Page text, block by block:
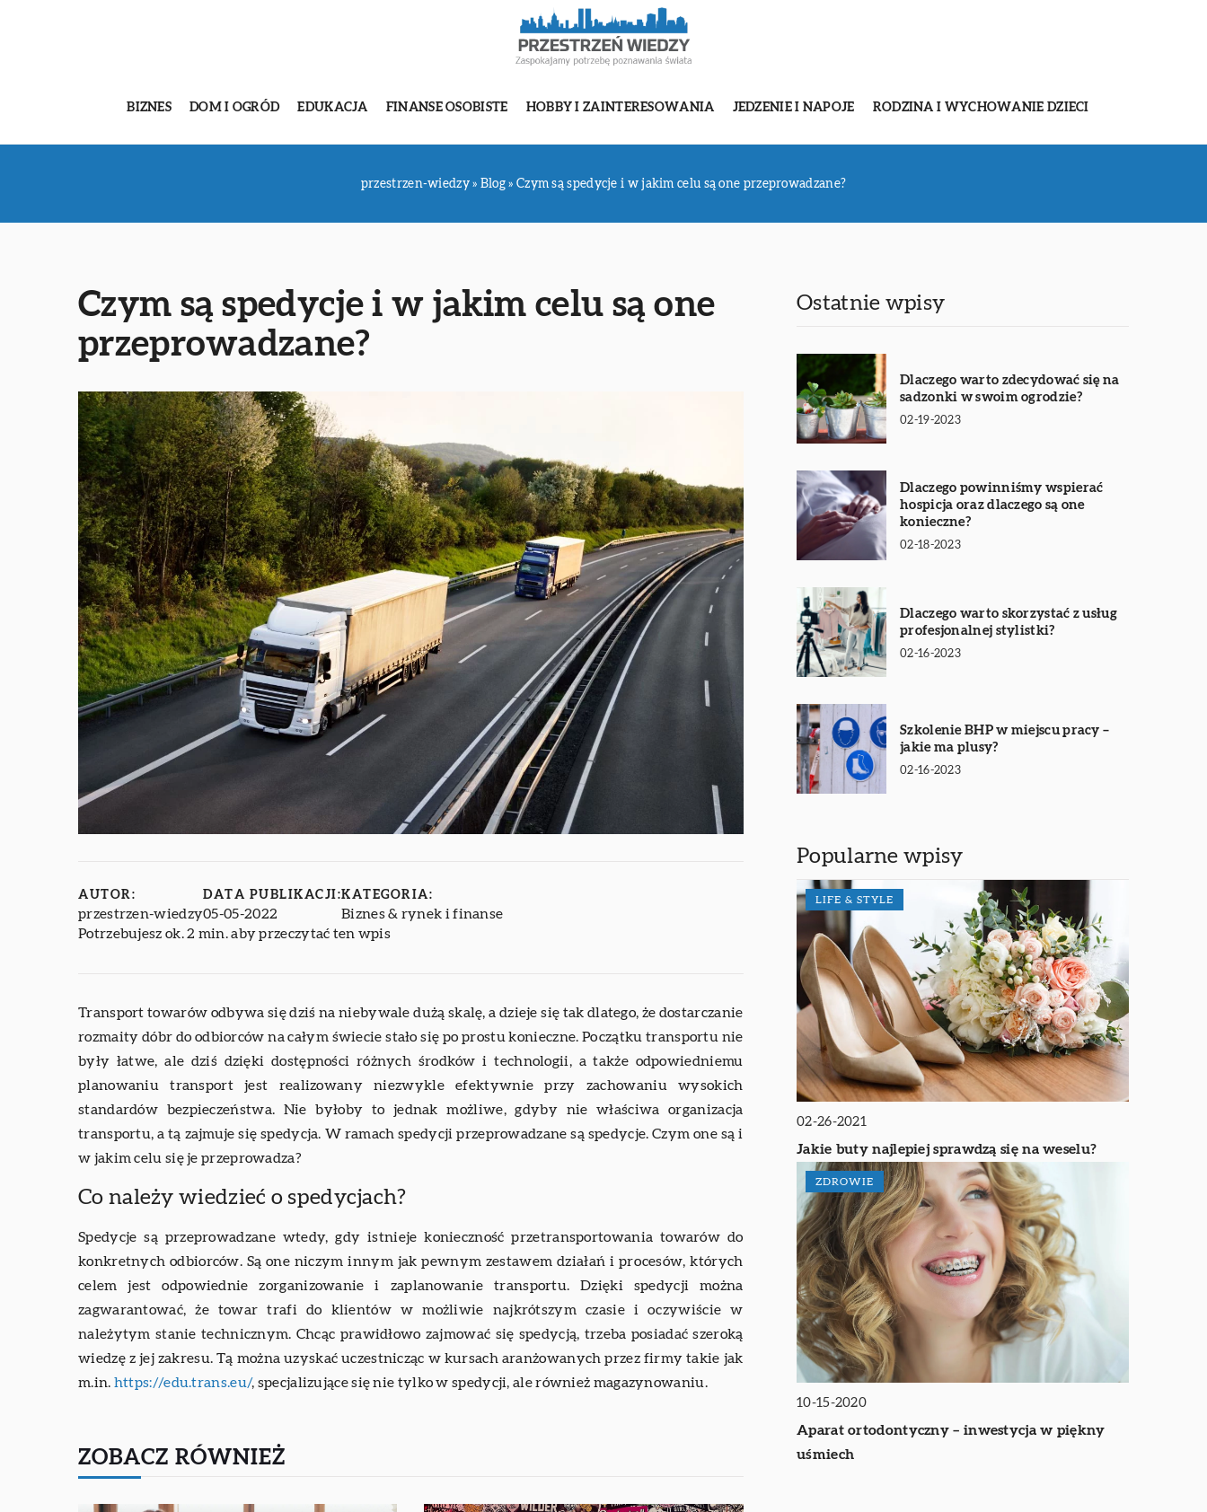
BIZNES DOM I OGRÓD EDUKACJA FINANSE OSOBISTE HOBBY I ZAINTERESOWANIA JEDZENIE I NAPOJE RODZINA I WYCHOWANIE DZIECI
przestrzen-wiedzy» Blog » Czym są spedycje i w jakim celu są one przeprowadzane?
Czym są spedycje i w jakim celu są one
przeprowadzane?
AUTOR:
przestrzen-wiedzy
DATA PUBLIKACJI:
05-05-2022
KATEGORIA:
Biznes & rynek i finanse
Potrzebujesz ok. 2 min. aby przeczytać ten wpis
Transport towarów odbywa się dziś na niebywale dużą skalę, a dzieje się tak dlatego, że dostarczanie
rozmaity dóbr do odbiorców na całym świecie stało się po prostu konieczne. Początku transportu nie
były łatwe, ale dziś dzięki dostępności różnych środków i technologii, a także odpowiedniemu
planowaniu transport jest realizowany niezwykle efektywnie przy zachowaniu wysokich
standardów bezpieczeństwa. Nie byłoby to jednak możliwe, gdyby nie właściwa organizacja
transportu, a tą zajmuje się spedycja. W ramach spedycji przeprowadzane są spedycje. Czym one są i
w jakim celu się je przeprowadza?
Co należy wiedzieć o spedycjach?
Spedycje są przeprowadzane wtedy, gdy istnieje konieczność przetransportowania towarów do
konkretnych odbiorców. Są one niczym innym jak pewnym zestawem działań i procesów, których
celem jest odpowiednie zorganizowanie i zaplanowanie transportu. Dzięki spedycji można
zagwarantować, że towar trafi do klientów w możliwie najkrótszym czasie i oczywiście w
należytym stanie technicznym. Chcąc prawidłowo zajmować się spedycją, trzeba posiadać szeroką
wiedzę z jej zakresu. Tą można uzyskać uczestnicząc w kursach aranżowanych przez firmy takie jak
m.in. https://edu.trans.eu/, specjalizujące się nie tylko w spedycji, ale również magazynowaniu.
ZOBACZ RÓWNIEŻ
Ostatnie wpisy
Dlaczego warto zdecydować się na
sadzonki w swoim ogrodzie?
02-19-2023
Dlaczego powinniśmy wspierać
hospicja oraz dlaczego są one
konieczne?
02-18-2023
Dlaczego warto skorzystać z usług
profesjonalnej stylistki?
02-16-2023
Szkolenie BHP w miejscu pracy –
jakie ma plusy?
02-16-2023
Popularne wpisy
LIFE & STYLE
02-26-2021
Jakie buty najlepiej sprawdzą się na weselu?
ZDROWIE
10-15-2020
Aparat ortodontyczny – inwestycja w piękny
uśmiech